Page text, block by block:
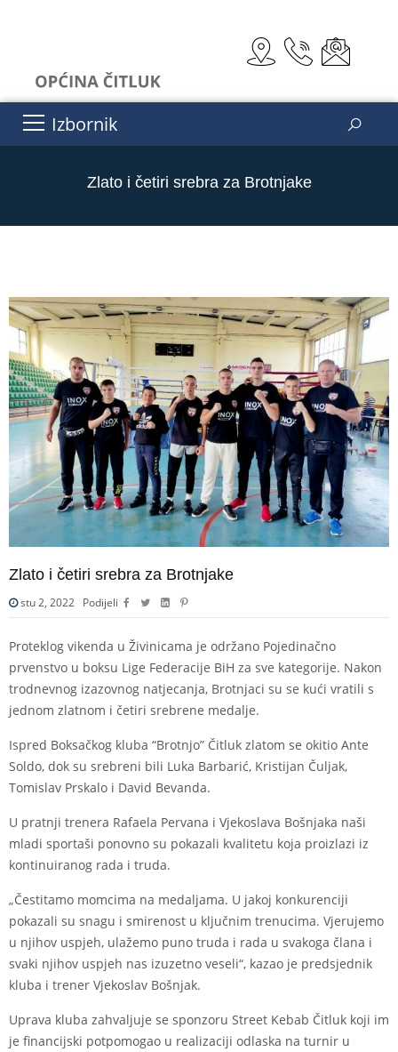
Izbornik
Zlato i četiri srebra za Brotnjake
Zlato i četiri srebra za Brotnjake
stu 2, 2022 Podijeli
Proteklog vikenda u Živinicama je održano Pojedinačno
prvenstvo u boksu Lige Federacije BiH za sve kategorije. Nakon
trodnevnog izazovnog natjecanja, Brotnjaci su se kući vratili s
jednom zlatnom i četiri srebrene medalje.
Ispred Boksačkog kluba “Brotnjo” Čitluk zlatom se okitio Ante
Soldo, dok su srebreni bili Luka Barbarić, Kristijan Čuljak,
Tomislav Prskalo i David Bevanda.
U pratnji trenera Rafaela Pervana i Vjekoslava Bošnjaka naši
mladi sportaši ponovno su pokazali kvalitetu koja proizlazi iz
kontinuiranog rada i truda.
„Čestitamo momcima na medaljama. U jakoj konkurenciji
pokazali su snagu i smirenost u ključnim trenucima. Vjerujemo
u njihov uspjeh, ulažemo puno truda i rada u svakoga člana i
svaki njihov uspjeh nas izuzetno veseli“, kazao je predsjednik
kluba i trener Vjekoslav Bošnjak.
Uprava kluba zahvaljuje se sponzoru Street Kebab Čitluk koji im
je financijski potpomogao u realizaciji odlaska na turnir u